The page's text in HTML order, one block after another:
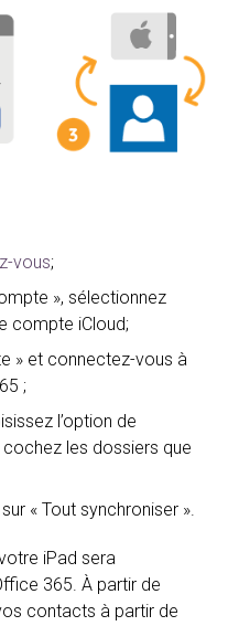
vous;
», sélectionnez
compte iCloud;
» et connectez-vous à
;
l’option de
les dossiers que
« Tout synchroniser ».
iPad sera
365. À partir de
contacts à partir de